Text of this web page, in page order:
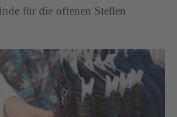
für die offenen Stellen